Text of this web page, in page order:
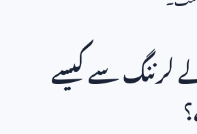
لرننگ سے کیسے